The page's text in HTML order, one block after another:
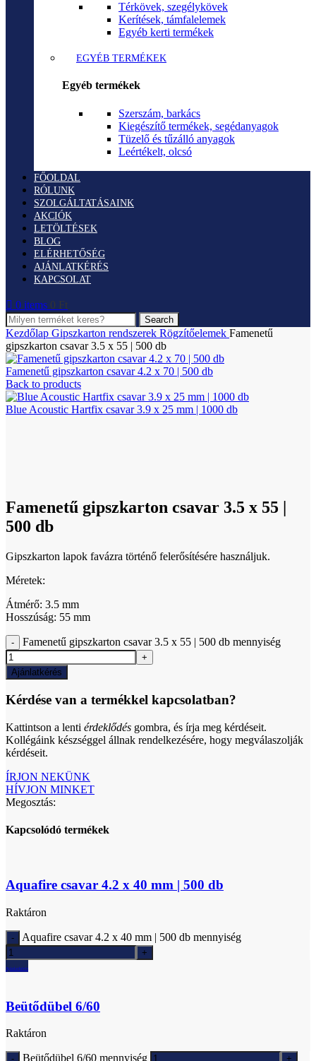
Térkövek, szegélykövek
Kerítések, támfalelemek
Egyéb kerti termékek
EGYÉB TERMÉKEK
Egyéb termékek
Szerszám, barkács
Kiegészítő termékek, segédanyagok
Tüzelő és tűzálló anyagok
Leértékelt, olcsó
FŐOLDAL
RÓLUNK
SZOLGÁLTATÁSAINK
AKCIÓK
LETÖLTÉSEK
BLOG
ELÉRHETŐSÉG
AJÁNLATKÉRÉS
KAPCSOLAT
0 items 0 Ft
Search
Kezdőlap Gipszkarton rendszerek Rögzítőelemek Famenetű
gipszkarton csavar 3.5 x 55 | 500 db
Famenetű gipszkarton csavar 4.2 x 70 | 500 db
Back to products
Blue Acoustic Hartfix csavar 3.9 x 25 mm | 1000 db
Famenetű gipszkarton csavar 3.5 x 55 |
500 db
Gipszkarton lapok favázra történő felerősítésére használjuk.
Méretek:
Átmérő: 3.5 mm
Hosszúság: 55 mm
Famenetű gipszkarton csavar 3.5 x 55 | 500 db mennyiség
Ajánlatkérés
Kérdése van a termékkel kapcsolatban?
Kattintson a lenti érdeklődés gombra, és írja meg kérdéseit.
Kollégáink készséggel állnak rendelkezésére, hogy megválaszolják
kérdéseit.
ÍRJON NEKÜNK
HÍVJON MINKET
Megosztás:
Kapcsolódó termékek
Aquafire csavar 4.2 x 40 mm | 500 db
Raktáron
Aquafire csavar 4.2 x 40 mm | 500 db mennyiség
Ajánlatkérés
Beütődübel 6/60
Raktáron
Beütődübel 6/60 mennyiség